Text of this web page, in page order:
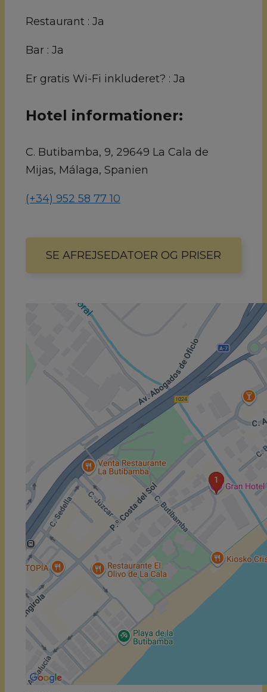
Restaurant : Ja
Bar : Ja
Er gratis Wi-Fi inkluderet? : Ja
Hotel informationer:
C. Butibamba, 9, 29649 La Cala de
Mijas, Málaga, Spanien
(+34) 952 58 77 10
SE AFREJSEDATOER OG PRISER